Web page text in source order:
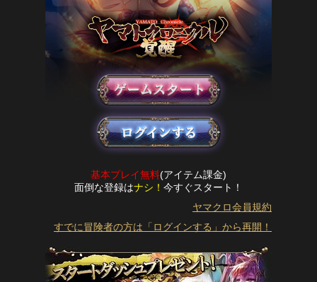
基本プレイ無料(アイテム課金)
面倒な登録はナシ！ 今すぐスタート！
ヤマクロ会員規約
すでに冒険者の方は「ログインする」から再開！